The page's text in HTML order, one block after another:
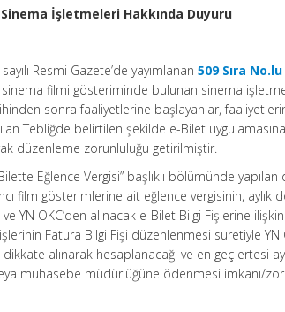
İşletmeleri Hakkında Duyuru
Resmi Gazete’de yayımlanan509 Sıra
sinema filmi gösteriminde bulunan sinema
sonra faaliyetlerine başlayanlar,
Tebliğde belirtilen şekilde e-Bilet
düzenleme zorunluluğu getirilmiştir.
Eğlence Vergisi” başlıklı bölümünde
film gösterimlerine ait eğlence vergisinin, aylık
YN ÖKC’den alınacak e-Bilet Bilgi Fişlerine
Fatura Bilgi Fişi düzenlenmesi suretiyle YN
alınarak hesaplanacağı ve en geç ertesi
muhasebe müdürlüğüne ödenmesi imkanı/